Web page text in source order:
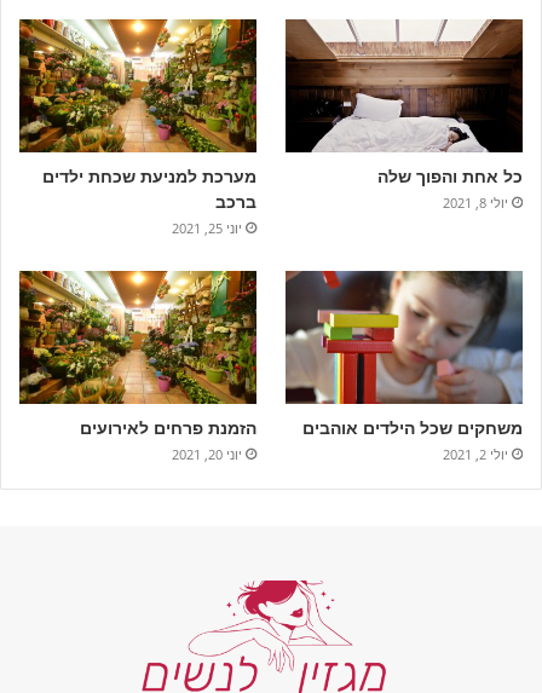
כל אחת והפוך שלה
יולי 8, 2021
מערכת למניעת שכחת ילדים
ברכב
יוני 25, 2021
משחקים שכל הילדים אוהבים
יולי 2, 2021
הזמנת פרחים לאירועים
יוני 20, 2021